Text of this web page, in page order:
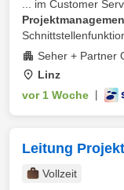
... im Customer
Schnittstellenfunktion
Seher + Partner
Linz
vor 1 Woche
Leitung
Vollzeit